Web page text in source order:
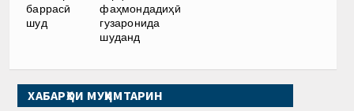
баррасӣ
шуд
фаҳмондадиҳӣ
гузаронида
шуданд
ХАБАРҲОИ МУҲИМТАРИН